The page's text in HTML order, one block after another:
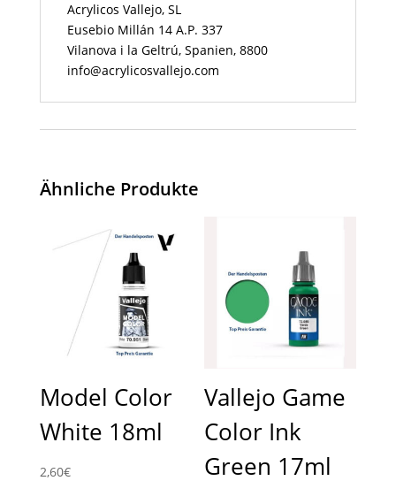
Acrylicos Vallejo, SL
Eusebio Millán 14 A.P. 337
Vilanova i la Geltrú, Spanien, 8800
info@acrylicosvallejo.com
Ähnliche Produkte
Model Color
White 18ml
2,60€
Vallejo Game
Color Ink
Green 17ml